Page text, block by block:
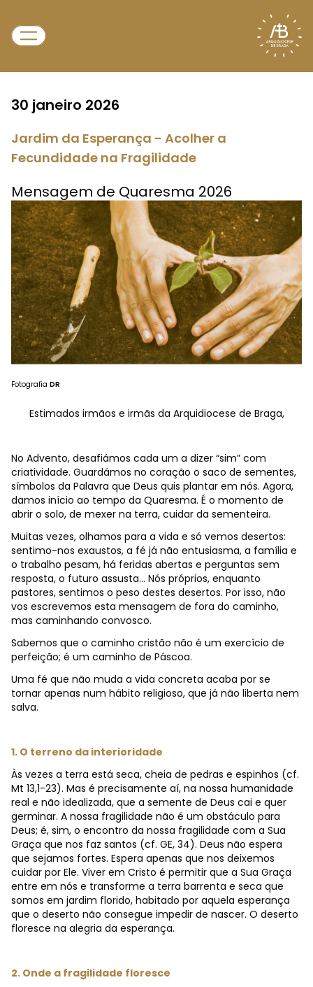
30 janeiro 2026
Jardim da Esperança - Acolher a
Fecundidade na Fragilidade
Mensagem de Quaresma 2026
Fotografia DR
Estimados irmãos e irmãs da Arquidiocese de Braga,
No Advento, desafiámos cada um a dizer “sim” com
criatividade. Guardámos no coração o saco de sementes,
símbolos da Palavra que Deus quis plantar em nós. Agora,
damos início ao tempo da Quaresma. É o momento de
abrir o solo, de mexer na terra, cuidar da sementeira.
Muitas vezes, olhamos para a vida e só vemos desertos:
sentimo-nos exaustos, a fé já não entusiasma, a família e
o trabalho pesam, há feridas abertas e perguntas sem
resposta, o futuro assusta... Nós próprios, enquanto
pastores, sentimos o peso destes desertos. Por isso, não
vos escrevemos esta mensagem de fora do caminho,
mas caminhando convosco.
Sabemos que o caminho cristão não é um exercício de
perfeição; é um caminho de Páscoa.
Uma fé que não muda a vida concreta acaba por se
tornar apenas num hábito religioso, que já não liberta nem
salva.
1. O terreno da interioridade
Às vezes a terra está seca, cheia de pedras e espinhos (cf.
Mt 13,1-23). Mas é precisamente aí, na nossa humanidade
real e não idealizada, que a semente de Deus cai e quer
germinar. A nossa fragilidade não é um obstáculo para
Deus; é, sim, o encontro da nossa fragilidade com a Sua
Graça que nos faz santos (cf. GE, 34). Deus não espera
que sejamos fortes. Espera apenas que nos deixemos
cuidar por Ele. Viver em Cristo é permitir que a Sua Graça
entre em nós e transforme a terra barrenta e seca que
somos em jardim florido, habitado por aquela esperança
que o deserto não consegue impedir de nascer. O deserto
floresce na alegria da esperança.
2. Onde a fragilidade floresce